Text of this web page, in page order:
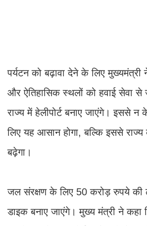
पर्यटन को बढ़ावा देने के लिए मुख्यमंत्री
और ऐतिहासिक स्थलों को हवाई सेवा
राज्य में हेलीपोर्ट बनाए जाएंगे। इससे न
लिए यह आसान होगा, बल्कि इससे राज्य
बढ़ेगा।
जल संरक्षण के लिए 50 करोड़ रुपये की
डाइक बनाए जाएंगे। मुख्य मंत्री ने कहा